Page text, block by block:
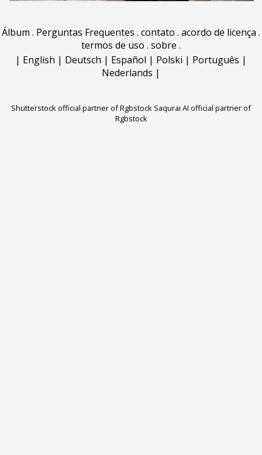
Álbum . Perguntas Frequentes . contato . acordo de licença .
termos de uso . sobre .
| English | Deutsch | Español | Polski | Português |
Nederlands |
Shutterstock official partner of Rgbstock Saqurai AI official partner of
Rgbstock